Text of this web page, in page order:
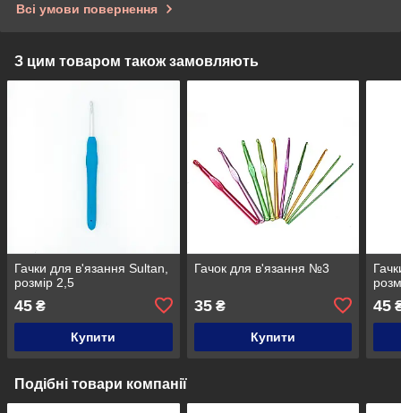
Всі умови повернення
З цим товаром також замовляють
Гачки для в'язання Sultan,
розмір 2,5
45 ₴
Купити
Гачок для в'язання №3
35₴
Купити
45
Подібні товари компанії